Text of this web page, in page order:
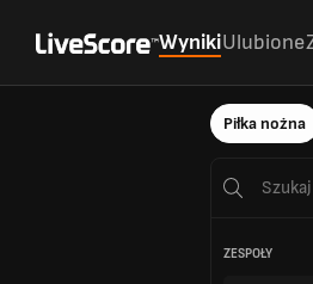
WynikiUlubione
Piłka nożna
ZESPOŁY